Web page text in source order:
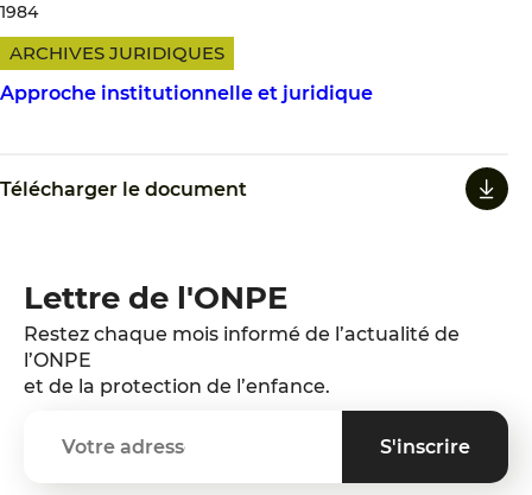
1984
ARCHIVES JURIDIQUES
Approche institutionnelle et juridique
Télécharger le document
Lettre de l'ONPE
Restez chaque mois informé de l’actualité de
l’ONPE
et de la protection de l’enfance.